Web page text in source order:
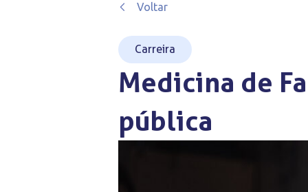
Voltar
Carreira
Medicina de
pública